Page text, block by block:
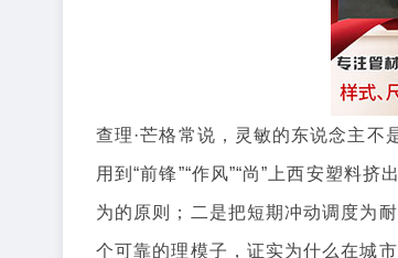
查理·芒格常说，灵敏的东说念主不
用到“前锋”“作风”“尚”上西安塑料
为的原则；二是把短期冲动调度为
个可靠的理模子，证实为什么在城